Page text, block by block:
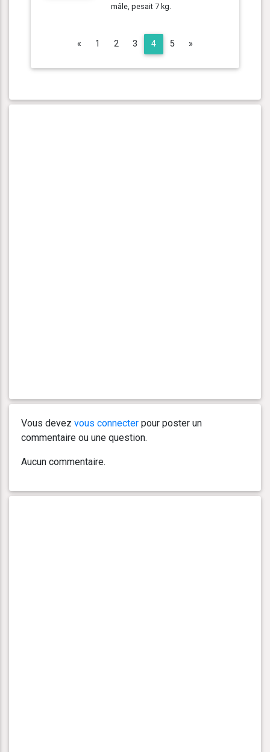
mâle, pesait 7 kg.
« Previous
1 2 3 4 5 »
Vous devez vous connecter pour poster un
commentaire ou une question.
Aucun commentaire.